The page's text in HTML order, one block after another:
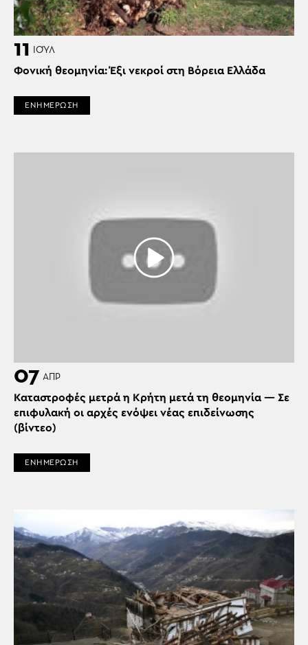
11 ΙΟΎΛ
Φονική θεομηνία: Έξι νεκροί στη Βόρεια Ελλάδα
ΕΝΗΜΕΡΩΣΗ
07 ΑΠΡ
Καταστροφές μετρά η Κρήτη μετά τη θεομηνία — Σε
επιφυλακή οι αρχές ενόψει νέας επιδείνωσης
(βίντεο)
ΕΝΗΜΕΡΩΣΗ